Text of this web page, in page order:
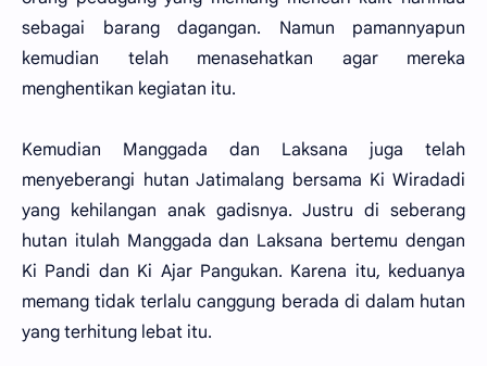
sebagai barang dagangan. Namun pamannyapun
kemudian telah menasehatkan agar mereka
menghentikan kegiatan itu.
Kemudian Manggada dan Laksana juga telah
menyeberangi hutan Jatimalang bersama Ki Wiradadi
yang kehilangan anak gadisnya. Justru di seberang
hutan itulah Manggada dan Laksana bertemu dengan
Ki Pandi dan Ki Ajar Pangukan. Karena itu, keduanya
memang tidak terlalu canggung berada di dalam hutan
yang terhitung lebat itu.